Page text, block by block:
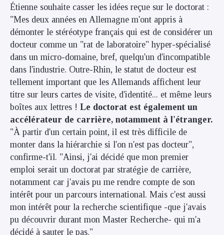
Étienne souhaite casser les idées reçue sur le doctorat :
"Mes deux années en Allemagne m'ont appris à
démonter le stéréotype français qui est de considérer un
docteur comme un "rat de laboratoire" hyper-spécialisé
dans un micro-domaine, bref, quelqu'un d'incompatible
dans l'industrie. Outre-Rhin, le statut de docteur est
tellement important que les Allemands affichent leur
titre sur leurs cartes de visite, d'identité... et même leurs
boîtes aux lettres ! Le doctorat est également un
accélérateur de carrière, notamment à l'étranger.
"À partir d'un certain point, il est très difficile de
monter dans la hiérarchie si l'on n'est pas docteur",
confirme-t'il. "Ainsi, j'ai décidé que mon premier
emploi serait un doctorat par stratégie de carrière,
notamment car j'avais pu me rendre compte de son
intérêt pour un parcours international. Mais c'est aussi
mon intérêt pour la recherche scientifique -que j'avais
pu découvrir durant mon Master Recherche- qui m'a
décidé à sauter le pas."